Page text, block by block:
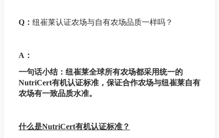
Q： 纽崔莱认证农场与自有农场品质一样吗？
A：
一句话小结：纽崔莱全球所有农场都采用统一的
NutriCert有机认证标准，保证合作农场与纽崔莱自有
农场有一致品质水准。
什么是NutriCert有机认证标准？